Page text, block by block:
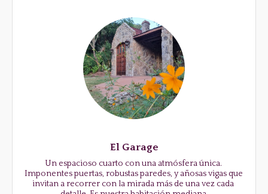
El Garage
Un espacioso cuarto con una atmósfera única.
Imponentes puertas, robustas paredes, y añosas vigas que
invitan a recorrer con la mirada más de una vez cada